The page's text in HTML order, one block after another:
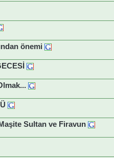
önemi
Sultan ve Firavun